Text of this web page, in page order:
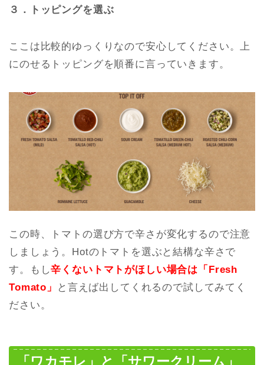
３．トッピングを選ぶ
ここは比較的ゆっくりなので安心してください。上
にのせるトッピングを順番に言っていきます。
この時、トマトの選び方で辛さが変化するので注意
しましょう。Hotのトマトを選ぶと結構な辛さで
す。もし辛くないトマトがほしい場合は「Fresh
Tomato」
と言えば出してくれるので試してみてく
ださい。
「ワカモレ」と「サワークリーム」